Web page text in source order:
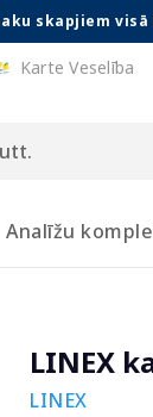
skapjiem
Karte Veselība
Analīžu
LINEX
LINEX